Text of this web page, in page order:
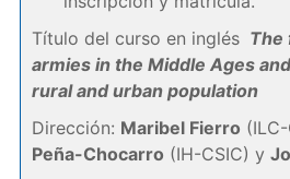
Título del curso en inglés The
armies in the Middle Ages
rural and urban population
Dirección: Maribel Fierro
Peña-Chocarro (IH-CSIC) y